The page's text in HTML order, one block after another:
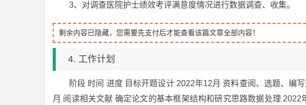
3、对调查医院护士绩效考评满意度情况进行数据调查、收集。
剩余内容已隐藏，您需要先支付后才能查看该篇文章全部内容！
4. 工作计划
阶段 时间 进度 目标开题设计 2022年12月 资料查阅、选题、编
月 阅读相关文献 确定论文的基本框架结构和研究思路数据处理